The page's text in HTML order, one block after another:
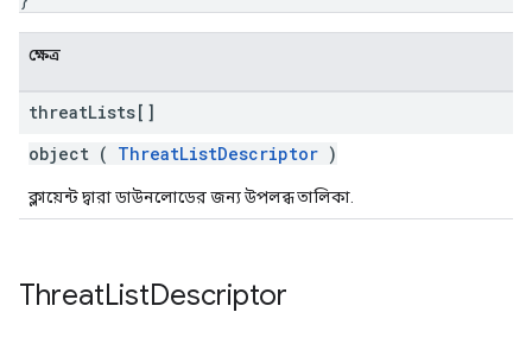
ক্ষেত্র
threatLists[]
object ( ThreatListDescriptor )
ক্লায়েন্ট দ্বারা ডাউনলোডের জন্য উপলব্ধ তালিকা.
ThreatListDescriptor